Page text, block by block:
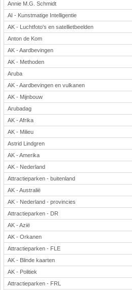
Annie M.G. Schmidt
AI - Kunstmatige Intelligentie
AK - Luchtfoto's en satellietbeelden
Anton de Kom
AK - Aardbevingen
AK - Methoden
Aruba
AK - Aardbevingen en vulkanen
AK - Mijnbouw
Arubadag
AK - Afrika
AK - Milieu
Astrid Lindgren
AK - Amerika
AK - Nederland
Attractieparken - buitenland
AK - Australië
AK - Nederland - provincies
Attractieparken - DR
AK - Azië
AK - Orkanen
Attractieparken - FLE
AK - Blinde kaarten
AK - Politiek
Attractieparken - FRL